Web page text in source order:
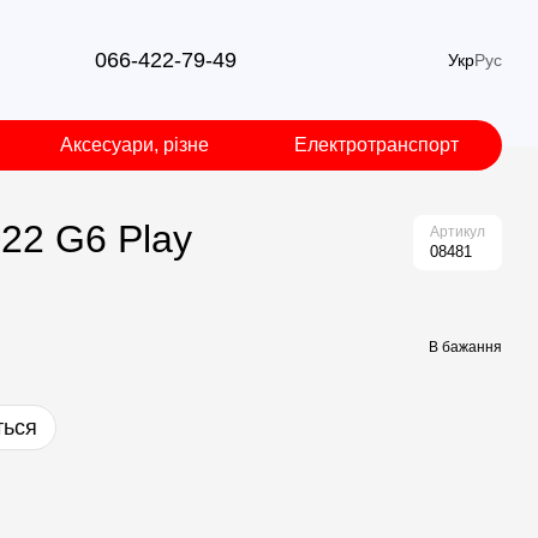
066-422-79-49 УкрРус
Аксесуари, різне Електротранспорт
G6 Play Артикул
08481
В бажання